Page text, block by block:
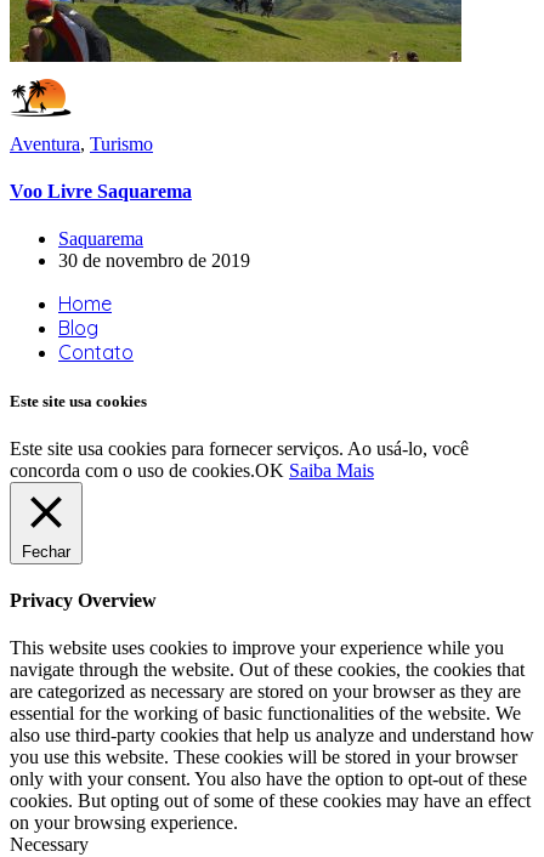
Aventura, Turismo
Voo Livre Saquarema
Saquarema
30 de novembro de 2019
Home
Blog
Contato
Este site usa cookies
Este site usa cookies para fornecer serviços. Ao usá-lo, você
concorda com o uso de cookies.OK Saiba Mais
Fechar
Privacy Overview
This website uses cookies to improve your experience while you
navigate through the website. Out of these cookies, the cookies that
are categorized as necessary are stored on your browser as they are
essential for the working of basic functionalities of the website. We
also use third-party cookies that help us analyze and understand how
you use this website. These cookies will be stored in your browser
only with your consent. You also have the option to opt-out of these
cookies. But opting out of some of these cookies may have an effect
on your browsing experience.
Necessary